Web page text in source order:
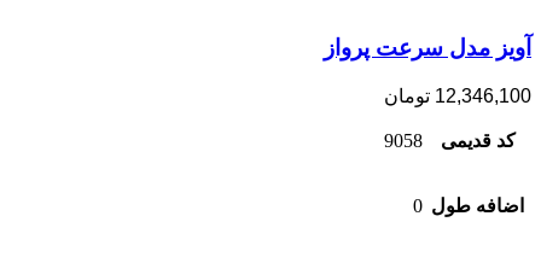
آویز مدل سرعت پرواز
12,346,100 تومان
کد قدیمی 9058
اضافه طول 0